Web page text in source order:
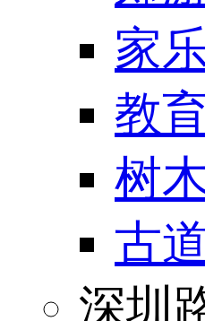
家
教
树
古道
深圳